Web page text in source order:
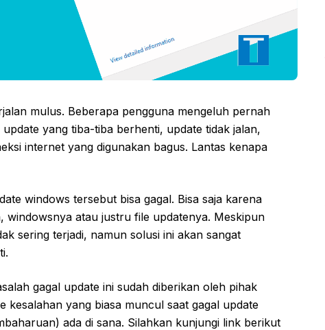
mulus. Beberapa pengguna mengeluh pernah
yang tiba-tiba berhenti, update tidak jalan,
internet yang digunakan bagus. Lantas kenapa
windows tersebut bisa gagal. Bisa saja karena
windowsnya atau justru file updatenya. Meskipun
sering terjadi, namun solusi ini akan sangat
gagal update ini sudah diberikan oleh pihak
kesalahan yang biasa muncul saat gagal update
ada di sana. Silahkan kunjungi link berikut